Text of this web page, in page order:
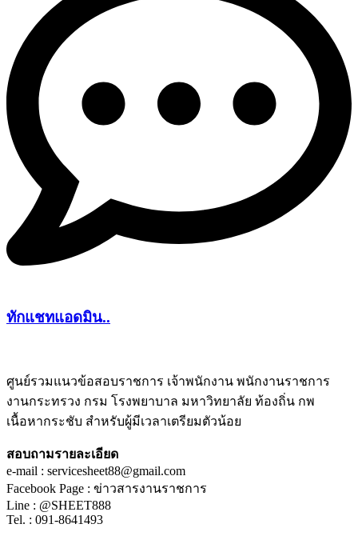
ทักแชทแอดมิน..
ศูนย์รวมแนวข้อสอบราชการ เจ้าพนักงาน พนักงานราชการ
งานกระทรวง กรม โรงพยาบาล มหาวิทยาลัย ท้องถิ่น กพ
เนื้อหากระชับ สำหรับผู้มีเวลาเตรียมตัวน้อย
สอบถามรายละเอียด
e-mail : servicesheet88@gmail.com
Facebook Page : ข่าวสารงานราชการ
Line : @SHEET888
Tel. : 091-8641493